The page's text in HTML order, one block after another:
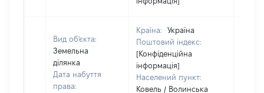
Вид об'єкта:
Земельна
ділянка
Дата набуття
права:
Країна:
Україна
Поштовий індекс:
[Конфіденційна
інформація]
Населений пункт:
Ковель / Волинська